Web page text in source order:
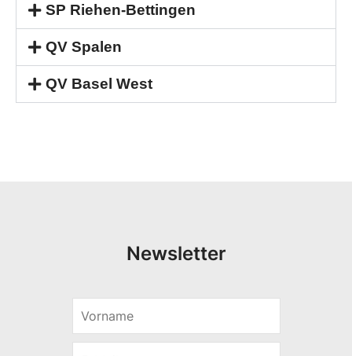
SP Riehen-Bettingen
QV Spalen
QV Basel West
Newsletter
r
M